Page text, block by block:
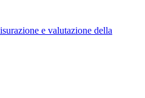
e valutazione della